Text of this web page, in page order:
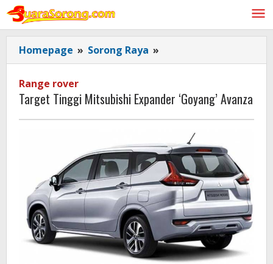
Lewati
konten
Homepage » Sorong Raya »
Tinggi
Expander
'Goyang'
Avanza
Range rover
Target Tinggi Mitsubishi Expander ‘Goyang’ Avanza